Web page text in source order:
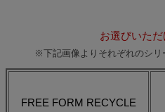
お選びいた
※下記画像よりそれぞれのシリ
FREE FORM RECYCLE